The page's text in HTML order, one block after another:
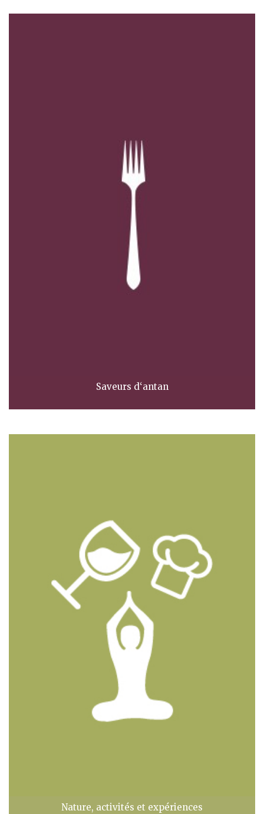
Saveurs d‘antan
Nature, activités et expériences